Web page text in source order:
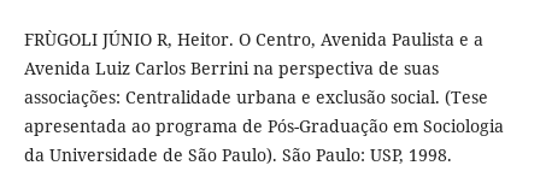
FRÙGOLI JÚNIO R, Heitor. O Centro, Avenida Paulista e a
Avenida Luiz Carlos Berrini na perspectiva de suas
associações: Centralidade urbana e exclusão social. (Tese
apresentada ao programa de Pós-Graduação em Sociologia
da Universidade de São Paulo). São Paulo: USP, 1998.